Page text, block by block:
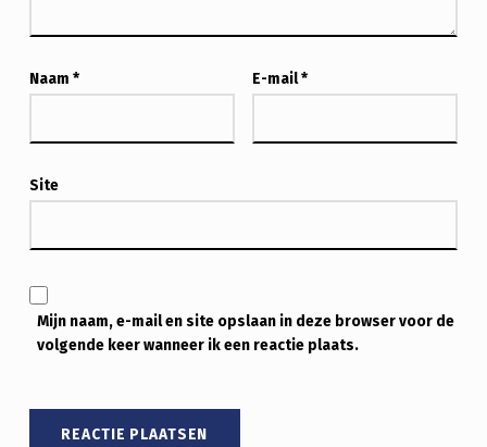
L
E
O
P
E
N
I
N
Naam * E-mail*
Site
Mijn naam, e-mail en site opslaan in deze browser voor de
volgende keer wanneer ik een reactie plaats.